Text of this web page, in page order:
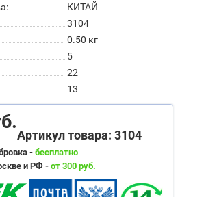
КИТАЙ
3104
0.50 кг
5
22
13
Артикул товара: 3104
- бесплатно
и РФ - от 300 руб.